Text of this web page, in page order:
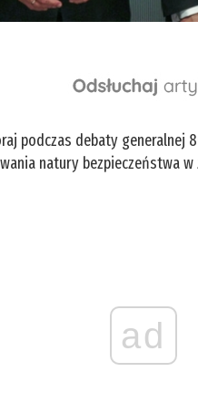
podczas debaty generalnej
natury bezpieczeństwa
ad